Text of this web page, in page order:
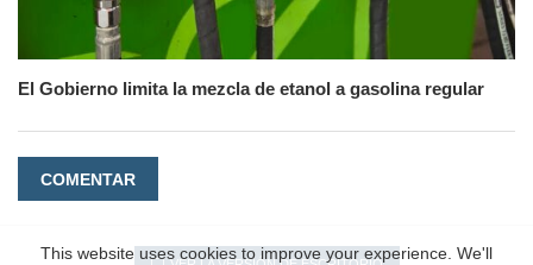
El Gobierno limita la mezcla de etanol a gasolina regular
COMENTAR
This website uses cookies to improve your experience. We'll